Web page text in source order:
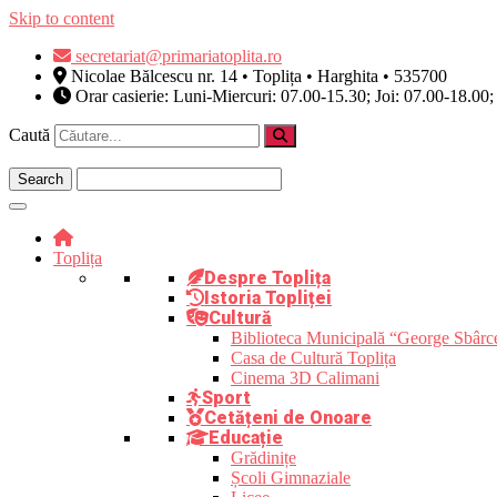
Skip to content
secretariat@primariatoplita.ro
Nicolae Bălcescu nr. 14 • Toplița • Harghita • 535700
Orar casierie: Luni-Miercuri: 07.00-15.30; Joi: 07.00-
Caută
Toplița
Despre Toplița
Istoria Topliței
Cultură
Biblioteca Municipală “George
Casa de Cultură Toplița
Cinema 3D Calimani
Sport
Cetățeni de Onoare
Educație
Grădinițe
Școli Gimnaziale